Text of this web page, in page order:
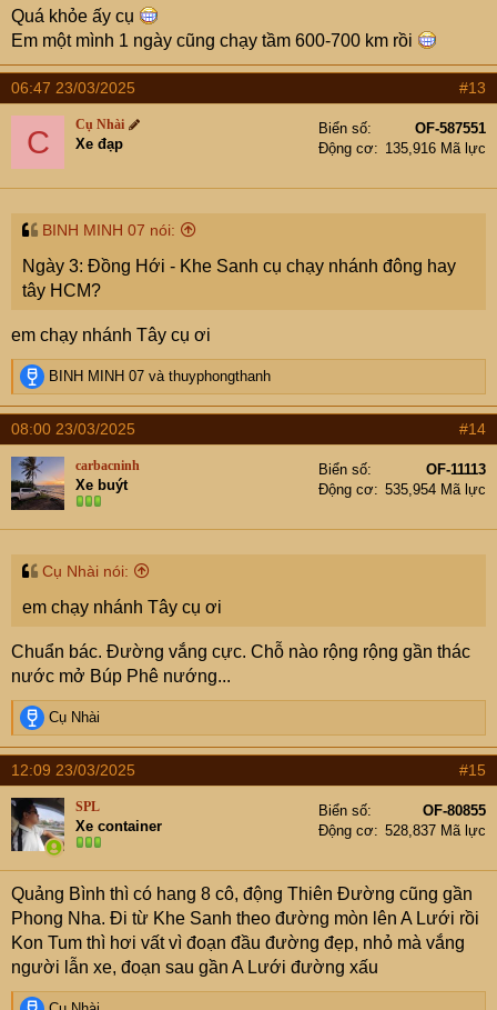
Quá khỏe ấy cụ
Em một mình 1 ngày cũng chạy tầm 600-700 km rồi
06:47 23/03/2025 #13
C Cụ Nhài
Xe đạp
Biển số
OF-587551
Động cơ
135,916 Mã lực
BINH MINH 07 nói:
Ngày 3: Đồng Hới - Khe Sanh cụ chạy nhánh đông hay
tây HCM?
em chạy nhánh Tây cụ ơi
R
e
a
c
t
i
o
n
s
BINH MINH 07 và thuyphongthanh
08:00 23/03/2025 #14
carbacninh
Xe buýt
Biển số
OF-11113
Động cơ
535,954 Mã lực
Cụ Nhài nói:
em chạy nhánh Tây cụ ơi
Chuẩn bác. Đường vắng cực. Chỗ nào rộng rộng gần thác
nước mở Búp Phê nướng...
R
e
a
c
t
i
o
n
s
:
Cụ Nhài
12:09 23/03/2025 #15
SPL
Xe container
Biển số
OF-80855
Động cơ
528,837 Mã lực
Quảng Bình thì có hang 8 cô, động Thiên Đường cũng gần
Phong Nha. Đi từ Khe Sanh theo đường mòn lên A Lưới rồi
Kon Tum thì hơi vất vì đoạn đầu đường đẹp, nhỏ mà vắng
người lẫn xe, đoạn sau gần A Lưới đường xấu